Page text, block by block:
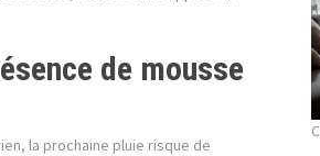
de mousse
la prochaine pluie risque de